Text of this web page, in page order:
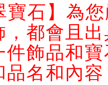
寶石】為
，都會且
件飾品和
品名和內